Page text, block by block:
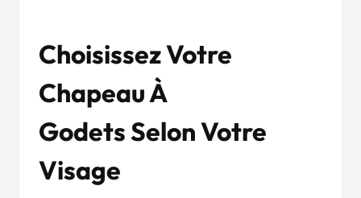
Choisissez Votre
Chapeau À
GodetsSelon Votre
Visage